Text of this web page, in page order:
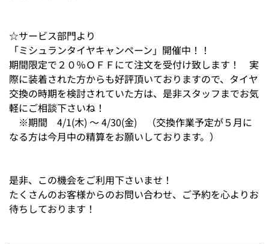
☆サービス部門より
「ミシュランタイヤキャンペーン」開催中！！
期間限定で２０％ＯＦＦにて注文を受付け致します！ 実
際に装着された方からも好評頂いておりますので、タイヤ
交換の時期を検討されていた方は、是非スタッフまでお気
軽にご相談下さいね！
※期間 4/1(木) ～ 4/30(金) （交換作業予定が５月に
なる方は今月中の精算をお願いしております。）
是非、この機会をご利用下さいませ！
たくさんのお客様からのお問い合わせ、ご予約を心よりお
待ちしております！